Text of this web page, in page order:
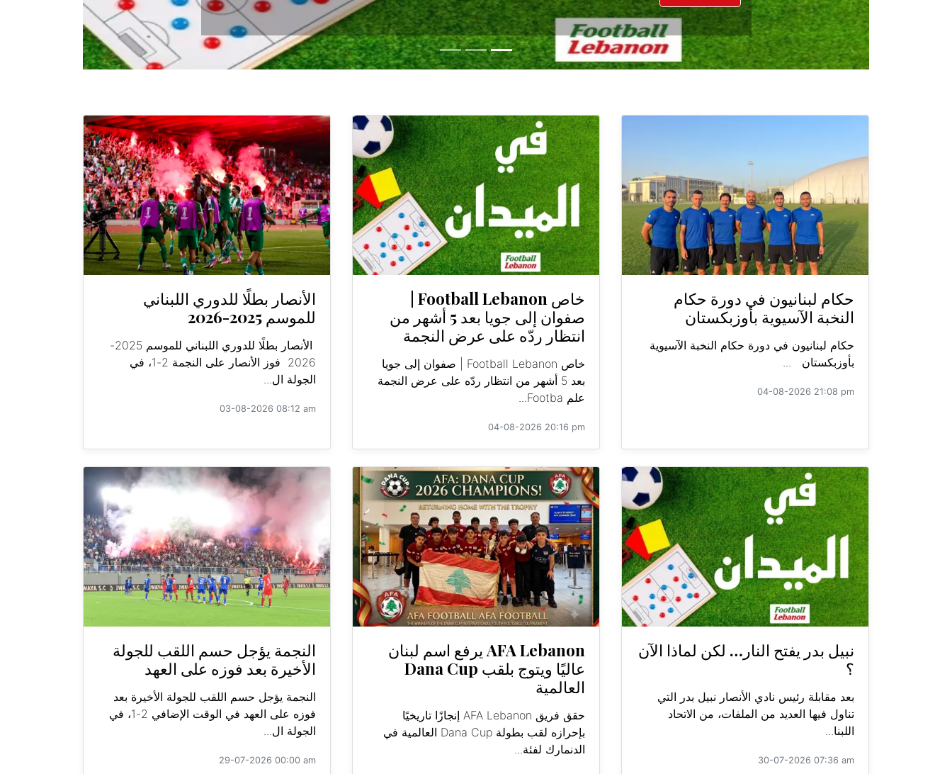
حكام لبنانيون في دورة حكام
النخبة الآسيوية بأوزبكستان
حكام لبنانيون في دورة حكام النخبة الآسيوية
بأوزبكستان ...
04-08-2026 21:08 pm
صفوان إلى جويا بعد 5 أشهر من
انتظار ردّه على عرض النجمة
خاص Football Lebanon | صفوان إلى جويا
بعد 5 أشهر من انتظار ردّه على عرض النجمة
علم Footba...
04-08-2026 20:16 pm
الأنصار بطلًا للدوري اللبناني
للموسم 2025-2026
الأنصار بطلًا للدوري اللبناني للموسم 2025-
2026 فوز الأنصار على النجمة 2-1، في
الجولة ال...
03-08-2026 08:12 am
نبيل بدر يفتح النار… لكن لماذا الآن
؟
بعد مقابلة رئيس نادي الأنصار نبيل بدر التي
تناول فيها العديد من الملفات، من الاتحاد
اللبنا...
30-07-2026 07:36 am
AFA Lebanon يرفع اسم لبنان
عاليًا ويتوج بلقب Dana Cup
العالمية
حقق فريق AFA Lebanon إنجازًا تاريخيًا
بإحرازه لقب بطولة Dana Cup العالمية في
الدنمارك لفئة...
النجمة يؤجل حسم اللقب للجولة
الأخيرة بعد فوزه على العهد
النجمة يؤجل حسم اللقب للجولة الأخيرة بعد
فوزه على العهد في الوقت الإضافي 2-1، في
الجولة ال...
29-07-2026 00:00 am